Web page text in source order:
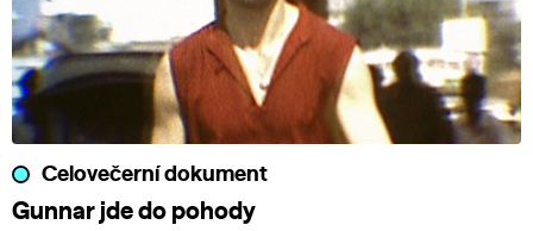
Celovečerní dokument
Gunnar jde do pohody